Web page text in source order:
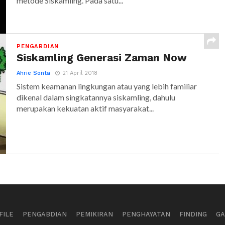
PENGABDIAN
Siskamling Generasi Zaman Now
Ahrie Sonta 21 April 2018
Sistem keamanan lingkungan atau yang lebih familiar
dikenal dalam singkatannya siskamling, dahulu
merupakan kekuatan aktif masyarakat...
PENGABDIAN PEMIKIRAN PENGHAYATAN FINDING